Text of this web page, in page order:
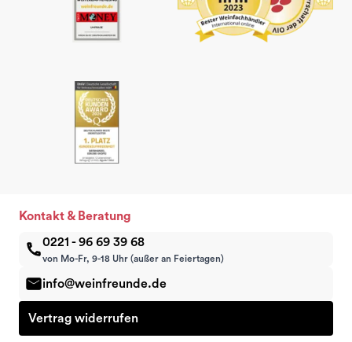
Kontakt & Beratung
0221 - 96 69 39 68
von Mo-Fr, 9-18 Uhr (außer an Feiertagen)
info@weinfreunde.de
Vertrag widerrufen